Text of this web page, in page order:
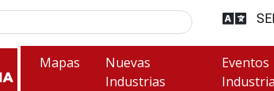
Mapas
Nuevas
Industrias
Eventos